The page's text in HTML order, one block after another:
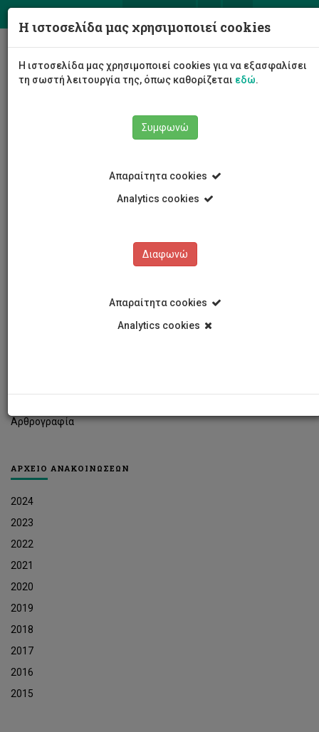
Αρθρογραφία
ΑΡΧΕΙΟ ΑΝΑΚΟΙΝΩΣΕΩΝ
2024
2023
2022
2021
2020
2019
2018
2017
2016
2015
Η ιστοσελίδα μας χρησιμοποιεί cookies
Η ιστοσελίδα μας χρησιμοποιεί cookies για να εξασφαλίσει
τη σωστή λειτουργία της, όπως καθορίζεται εδώ.
Συμφωνώ
Απαραίτητα cookies
Analytics cookies
Διαφωνώ
Απαραίτητα cookies
Analytics cookies